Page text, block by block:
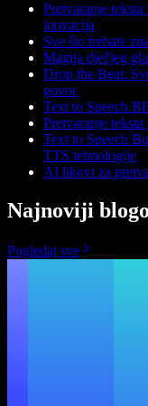
Pretvaranje
inovacija
Sve što trebate
Magija dječjeg
Drop the Beat:
govor
Text to Speech
Pretvaranje
Text to Speech
TTS tehnologije
AI likovi za
Najnoviji
Pogledaj sve